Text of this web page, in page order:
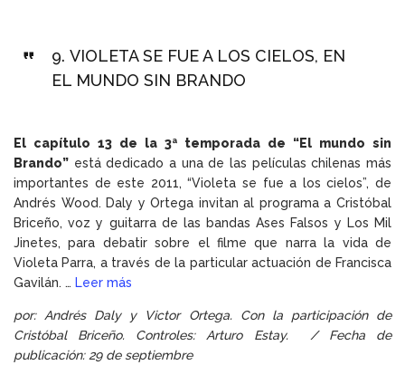
9. VIOLETA SE FUE A LOS CIELOS, EN
EL MUNDO SIN BRANDO
El capítulo 13 de la 3ª temporada de “El mundo sin
Brando” está dedicado a una de las películas chilenas más
importantes de este 2011, “Violeta se fue a los cielos”, de
Andrés Wood. Daly y Ortega invitan al programa a Cristóbal
Briceño, voz y guitarra de las bandas Ases Falsos y Los Mil
Jinetes, para debatir sobre el filme que narra la vida de
Violeta Parra, a través de la particular actuación de Francisca
Gavilán. … Leer más
por: Andrés Daly y Victor Ortega. Con la participación de
Cristóbal Briceño. Controles: Arturo Estay. / Fecha de
publicación: 29 de septiembre